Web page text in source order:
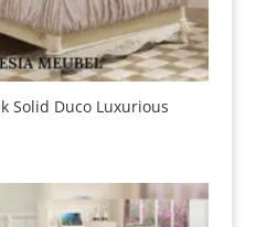
Solid Duco Luxurious